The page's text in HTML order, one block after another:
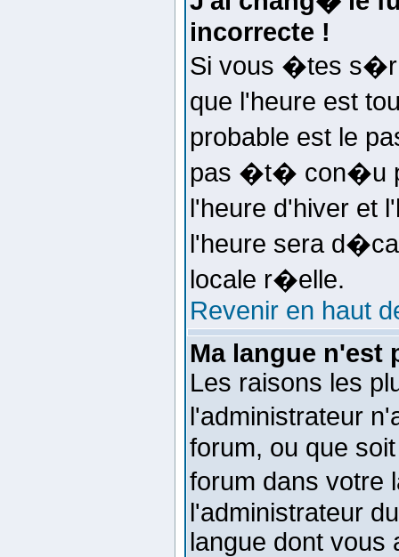
incorrecte !
Si vous �tes s�r
que l'heure est
probable est le
pas �t� con�u
l'heure d'hiver
l'heure sera
locale r�elle.
Revenir en haut
Ma langue n'est
Les raisons les
l'administrateur
forum, ou que
forum dans votre
l'administrateur
langue dont vous